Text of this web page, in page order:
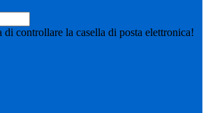
controllare la casella di posta elettronica!